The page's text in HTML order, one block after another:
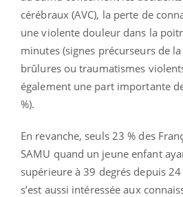
cérébraux (AVC), la perte de
une violente douleur dans la
minutes (signes précurseurs de
brûlures ou traumatismes
également une part importante
%).
En revanche, seuls 23 % des
SAMU quand un jeune enfant
supérieure à 39 degrés depuis 24
s’est aussi intéressée aux